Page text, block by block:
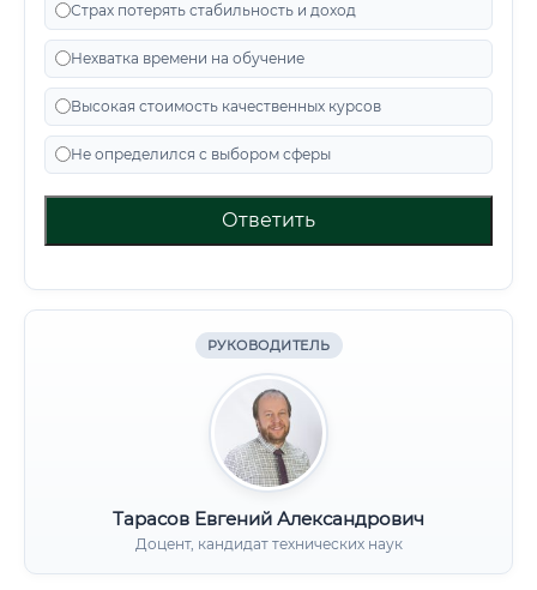
Страх потерять стабильность и доход
Нехватка времени на обучение
Высокая стоимость качественных курсов
Не определился с выбором сферы
Ответить
РУКОВОДИТЕЛЬ
Тарасов Евгений Александрович
Доцент, кандидат технических наук